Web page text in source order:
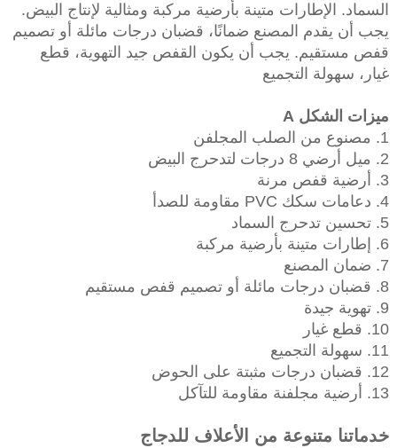
السماد. الإطارات متينة بأرضية مركبة ومثالية لإنتاج البيض.
يجب أن يقدم المصنع ضمانًا، قضبان درجات مائلة أو تصميم
قفص مستقيم. يجب أن يكون القفص جيد التهوية، قطع
غيار، سهولة التجميع
ميزات الشكل A
1. مصنوع من الصلب المجلفن
2. ميل أرضي 8 درجات لتدحرج البيض
3. أرضية قفص مرنة
4. دعامات سكك PVC مقاومة للصدأ
5. تحسين تدحرج السماد
6. إطارات متينة بأرضية مركبة
7. ضمان المصنع
8. قضبان درجات مائلة أو تصميم قفص مستقيم
9. تهوية جيدة
10. قطع غيار
11. سهولة التجميع
12. قضبان درجات مثبتة على الحوض
13. أرضية مجلفنة مقاومة للتآكل
خدماتنا متنوعة من الأعلاف للدجاج